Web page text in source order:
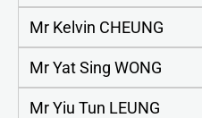
Mr Kelvin CHEUNG
Mr Yat Sing WONG
Mr Yiu Tun LEUNG